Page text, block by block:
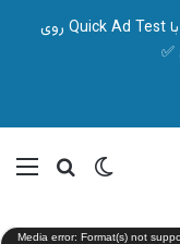
🎯 قبل از شروع کمپین، تصمیم درست بگیر! با Quick Ad Test روی
تغییر پوسته
Media error: Format(s) not